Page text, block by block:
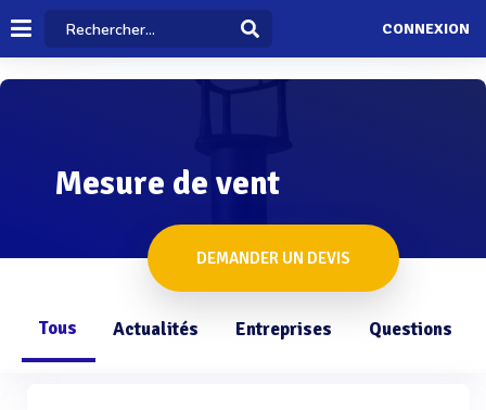
CONNEXION
Mesure de vent
DEMANDER UN DEVIS
Tous Actualités Entreprises Questions